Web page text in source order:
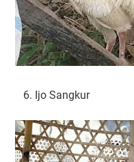
6. Ijo Sangkur